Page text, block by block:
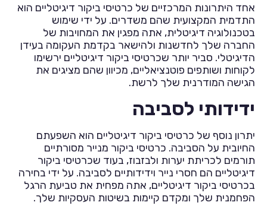
אחד היתרונות המרכזיים של כרטיסי ביקור דיגיטליים הוא
התדמית המקצועית שהם משדרים. על ידי שימוש
בטכנולוגיה דיגיטלית, אתה מפגין את המחויבות של
החברה שלך לחדשנות ולהישאר בקדמת העקומה בעידן
הדיגיטלי. סביר יותר שכרטיסי ביקור דיגיטליים ירשימו
לקוחות ושותפים פוטנציאליים, מכיוון שהם מציגים את
הגישה המודרנית שלך לרשת.
ידידותי לסביבה
יתרון נוסף של כרטיסי ביקור דיגיטליים הוא השפעתם
החיובית על הסביבה. כרטיסי ביקור מנייר מסורתיים
תורמים לכריתת יערות ולבזבוז, בעוד שכרטיסי ביקור
דיגיטליים הם חסרי נייר וידידותיים לסביבה. על ידי בחירה
בכרטיסי ביקור דיגיטליים, אתה מפחית את טביעת הרגל
הפחמנית שלך ומקדם קיימות בשיטות העסקיות שלך.